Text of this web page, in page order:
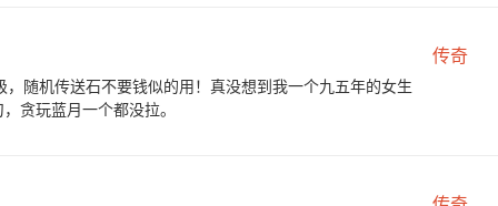
传奇
随机传送石不要钱似的用！真没想到我一个九五年的女生
贪玩蓝月一个都没拉。